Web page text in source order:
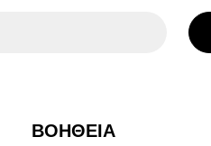
ΒΟΗΘΕΙΑ